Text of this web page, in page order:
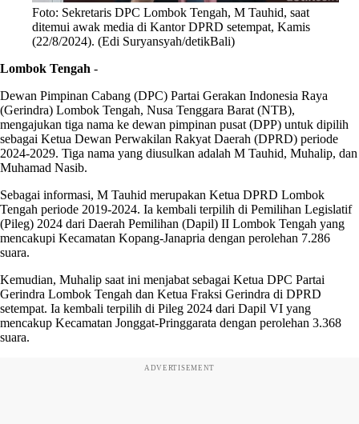
Foto: Sekretaris DPC Lombok Tengah, M Tauhid, saat
ditemui awak media di Kantor DPRD setempat, Kamis
(22/8/2024). (Edi Suryansyah/detikBali)
Lombok Tengah -
Dewan Pimpinan Cabang (DPC) Partai Gerakan Indonesia Raya
(Gerindra) Lombok Tengah, Nusa Tenggara Barat (NTB),
mengajukan tiga nama ke dewan pimpinan pusat (DPP) untuk dipilih
sebagai Ketua Dewan Perwakilan Rakyat Daerah (DPRD) periode
2024-2029. Tiga nama yang diusulkan adalah M Tauhid, Muhalip, dan
Muhamad Nasib.
Sebagai informasi, M Tauhid merupakan Ketua DPRD Lombok
Tengah periode 2019-2024. Ia kembali terpilih di Pemilihan Legislatif
(Pileg) 2024 dari Daerah Pemilihan (Dapil) II Lombok Tengah yang
mencakupi Kecamatan Kopang-Janapria dengan perolehan 7.286
suara.
Kemudian, Muhalip saat ini menjabat sebagai Ketua DPC Partai
Gerindra Lombok Tengah dan Ketua Fraksi Gerindra di DPRD
setempat. Ia kembali terpilih di Pileg 2024 dari Dapil VI yang
mencakup Kecamatan Jonggat-Pringgarata dengan perolehan 3.368
suara.
ADVERTISEMENT